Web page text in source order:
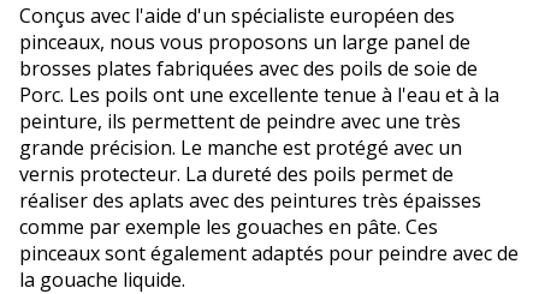
Conçus avec l'aide d'un spécialiste européen des
pinceaux, nous vous proposons un large panel de
brosses plates fabriquées avec des poils de soie de
Porc. Les poils ont une excellente tenue à l'eau et à la
peinture, ils permettent de peindre avec une très
grande précision. Le manche est protégé avec un
vernis protecteur. La dureté des poils permet de
réaliser des aplats avec des peintures très épaisses
comme par exemple les gouaches en pâte. Ces
pinceaux sont également adaptés pour peindre avec de
la gouache liquide.